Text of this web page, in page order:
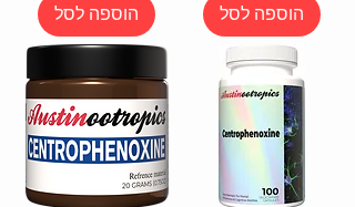
הוספה לסל הוספה לסל